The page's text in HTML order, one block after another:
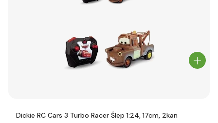
Dickie RC Cars 3 Turbo Racer Šlep 1:24, 17cm, 2kan